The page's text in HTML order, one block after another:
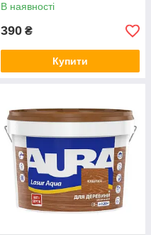
В наявності
390 ₴
Купити